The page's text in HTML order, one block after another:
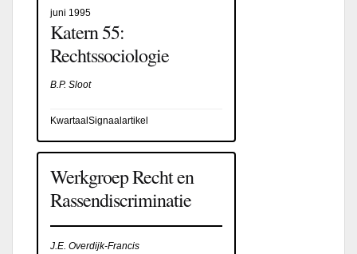
juni 1995
Katern 55:
Rechtssociologie
B.P. Sloot
KwartaalSignaalartikel
Werkgroep Recht en
Rassendiscriminatie
J.E. Overdijk-Francis